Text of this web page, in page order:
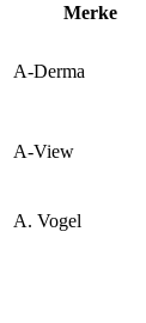
Åpningstider
Praktisk
Magasin
Merke
A-Derma
A-View
A. Vogel